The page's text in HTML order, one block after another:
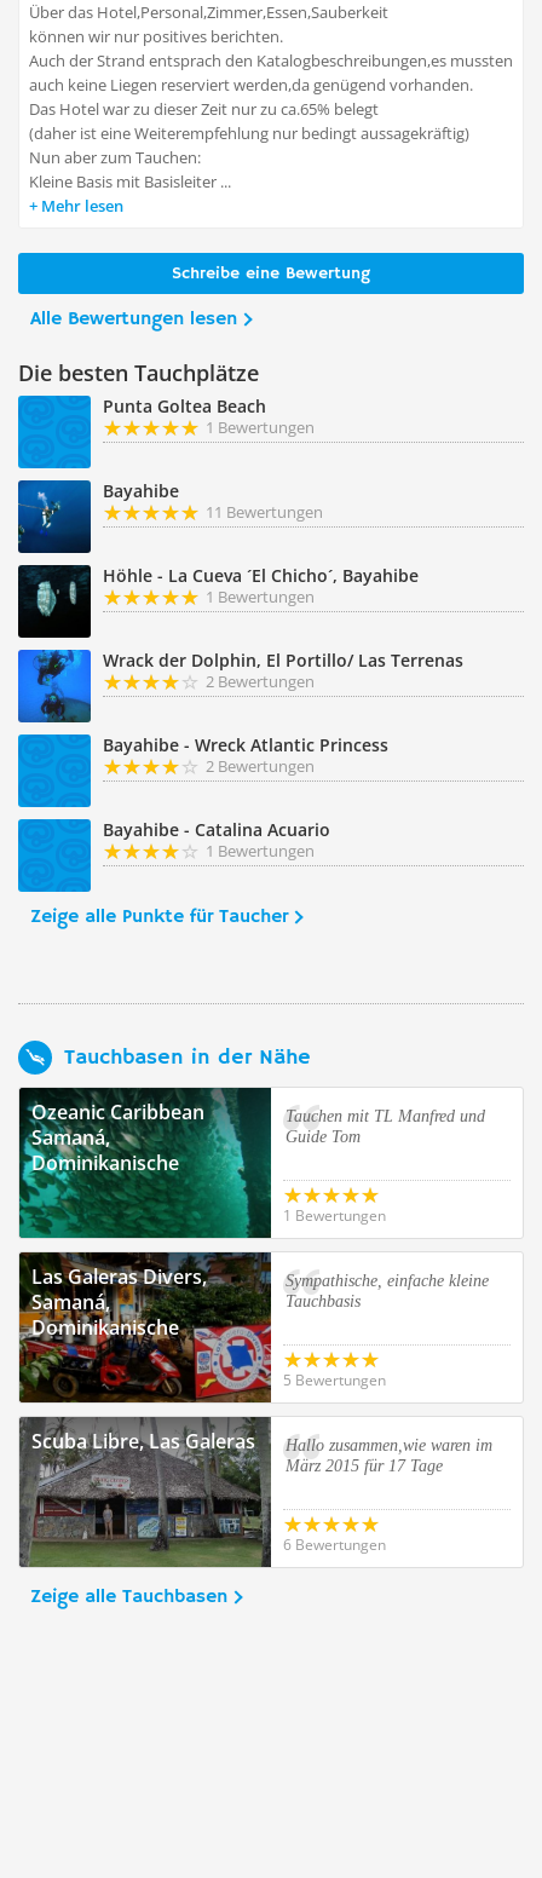
Über das Hotel,Personal,Zimmer,Essen,Sauberkeit
können wir nur positives berichten.
Auch der Strand entsprach den Katalogbeschreibungen,es mussten
auch keine Liegen reserviert werden,da genügend vorhanden.
Das Hotel war zu dieser Zeit nur zu ca.65% belegt
(daher ist eine Weiterempfehlung nur bedingt aussagekräftig)
Nun aber zum Tauchen:
Kleine Basis mit Basisleiter ...
Mehr lesen
Schreibe eine Bewertung
Alle Bewertungen lesen
Die besten Tauchplätze
Punta Goltea Beach
1 Bewertungen
Bayahibe
11 Bewertungen
Höhle - La Cueva ´El Chicho´, Bayahibe
1 Bewertungen
Wrack der Dolphin, El Portillo/ Las Terrenas
2 Bewertungen
Bayahibe - Wreck Atlantic Princess
2 Bewertungen
Bayahibe - Catalina Acuario
1 Bewertungen
Zeige alle Punkte für Taucher
Tauchbasen in der Nähe
Ozeanic Caribbean
Samaná,
Dominikanische
Republik
Tauchen mit TL Manfred und
Guide Tom
1 Bewertungen
Las Galeras Divers,
Samaná,
Dominikanische
Republik
Sympathische, einfache kleine
Tauchbasis
5 Bewertungen
Scuba Libre, Las Galeras
Hallo zusammen,wie waren im
März 2015 für 17 Tage
6 Bewertungen
Zeige alle Tauchbasen